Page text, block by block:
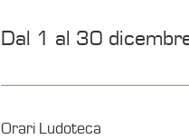
Dal 1 al 30
Orari Ludoteca